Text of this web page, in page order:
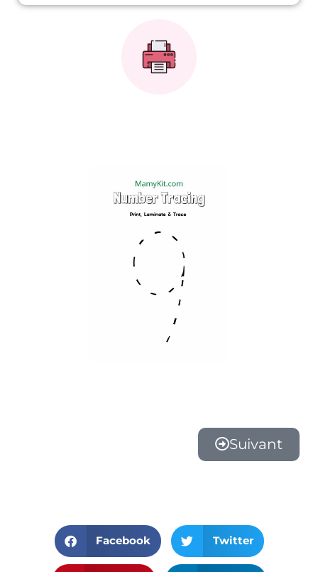
Suivant
Facebook Twitter